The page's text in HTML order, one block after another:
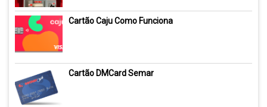
Cartão Caju Como Funciona
Cartão DMCard Semar